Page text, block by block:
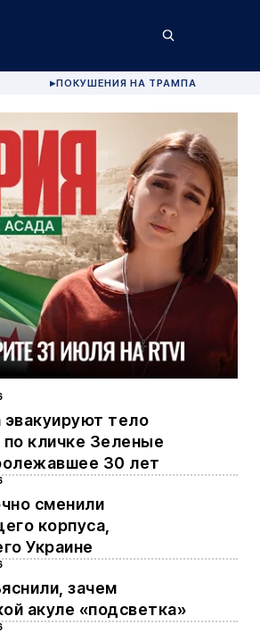
▶ПОКУШЕНИЯ НА ТРАМПА
эвакуируют тело
по кличке Зеленые
30 лет
сменили
корпуса,
Украине
зачем
акуле «подсветка»